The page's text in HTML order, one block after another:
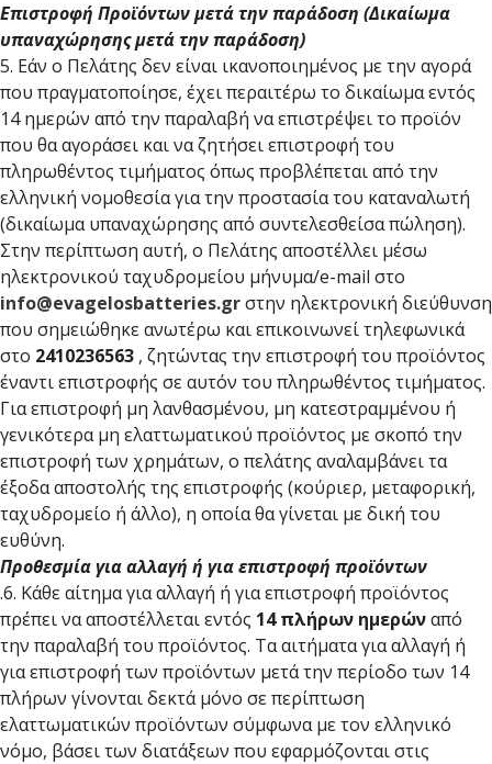
Επιστροφή Προϊόντων μετά την παράδοση (Δικαίωμα
υπαναχώρησης μετά την παράδοση)
5. Εάν ο Πελάτης δεν είναι ικανοποιημένος με την αγορά
που πραγματοποίησε, έχει περαιτέρω το δικαίωμα εντός
14 ημερών από την παραλαβή να επιστρέψει το προϊόν
που θα αγοράσει και να ζητήσει επιστροφή του
πληρωθέντος τιμήματος όπως προβλέπεται από την
ελληνική νομοθεσία για την προστασία του καταναλωτή
(δικαίωμα υπαναχώρησης από συντελεσθείσα πώληση).
Στην περίπτωση αυτή, ο Πελάτης αποστέλλει μέσω
ηλεκτρονικού ταχυδρομείου μήνυμα/e-mail στο
info@evagelosbatteries.grστην ηλεκτρονική διεύθυνση
που σημειώθηκε ανωτέρω και επικοινωνεί τηλεφωνικά
στο 2410236563 , ζητώντας την επιστροφή του προϊόντος
έναντι επιστροφής σε αυτόν του πληρωθέντος τιμήματος.
Για επιστροφή μη λανθασμένου, μη κατεστραμμένου ή
γενικότερα μη ελαττωματικού προϊόντος με σκοπό την
επιστροφή των χρημάτων, ο πελάτης αναλαμβάνει τα
έξοδα αποστολής της επιστροφής (κούριερ, μεταφορική,
ταχυδρομείο ή άλλο), η οποία θα γίνεται με δική του
ευθύνη.
Προθεσμία για αλλαγή ή για επιστροφή προϊόντων
.6. Κάθε αίτημα για αλλαγή ή για επιστροφή προϊόντος
πρέπει να αποστέλλεται εντός 14 πλήρων ημερώναπό
την παραλαβή του προϊόντος. Τα αιτήματα για αλλαγή ή
για επιστροφή των προϊόντων μετά την περίοδο των 14
πλήρων γίνονται δεκτά μόνο σε περίπτωση
ελαττωματικών προϊόντων σύμφωνα με τον ελληνικό
νόμο, βάσει των διατάξεων που εφαρμόζονται στις